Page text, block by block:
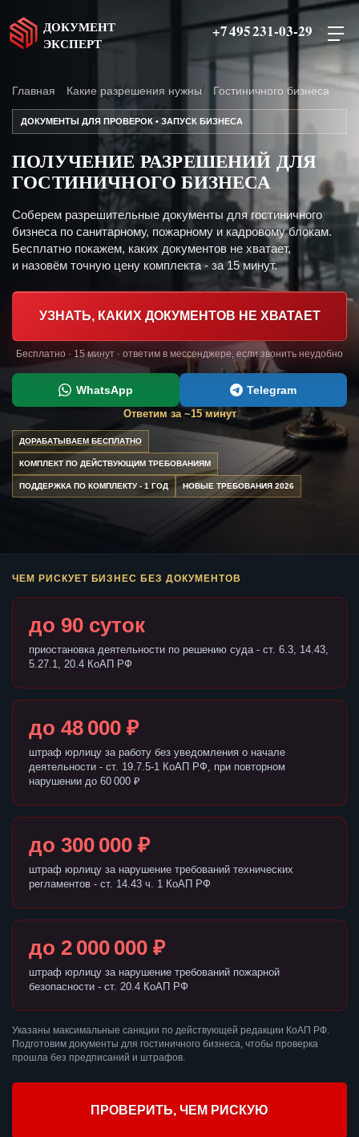
ДОКУМЕНТ
ЭКСПЕРТ
+7 495 231-03-29
Главная Какие разрешения нужны Гостиничного бизнеса
ДОКУМЕНТЫ ДЛЯ ПРОВЕРОК • ЗАПУСК БИЗНЕСА
ПОЛУЧЕНИЕ РАЗРЕШЕНИЙ ДЛЯ
ГОСТИНИЧНОГО БИЗНЕСА
Соберем разрешительные документы для гостиничного
бизнеса по санитарному, пожарному и кадровому блокам.
Бесплатно покажем, каких документов не хватает,
и назовём точную цену комплекта - за 15 минут.
УЗНАТЬ, КАКИХ ДОКУМЕНТОВ НЕ ХВАТАЕТ
Бесплатно · 15 минут · ответим в мессенджере, если звонить неудобно
WhatsApp Telegram
Ответим за ~15 минут
ДОРАБАТЫВАЕМ БЕСПЛАТНО
КОМПЛЕКТ ПО ДЕЙСТВУЮЩИМ ТРЕБОВАНИЯМ
ПОДДЕРЖКА ПО КОМПЛЕКТУ - 1 ГОД НОВЫЕ ТРЕБОВАНИЯ 2026
ЧЕМ РИСКУЕТ БИЗНЕС БЕЗ ДОКУМЕНТОВ
до 90 суток
приостановка деятельности по решению суда - ст. 6.3, 14.43,
5.27.1, 20.4 КоАП РФ
до 48 000 ₽
штраф юрлицу за работу без уведомления о начале
деятельности - ст. 19.7.5-1 КоАП РФ, при повторном
нарушении до 60 000 ₽
до 300 000 ₽
штраф юрлицу за нарушение требований технических
регламентов - ст. 14.43 ч. 1 КоАП РФ
до 2 000 000 ₽
штраф юрлицу за нарушение требований пожарной
безопасности - ст. 20.4 КоАП РФ
Указаны максимальные санкции по действующей редакции КоАП РФ.
Подготовим документы для гостиничного бизнеса, чтобы проверка
прошла без предписаний и штрафов.
ПРОВЕРИТЬ, ЧЕМ РИСКУЮ